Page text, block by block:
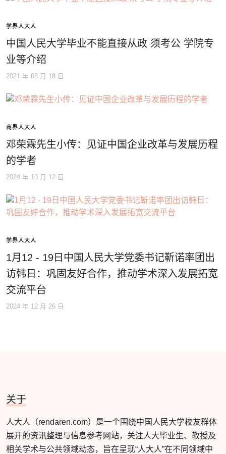
学界人大人
中国人民大学毕业不能直接从政 须考公 学院专
业等介绍
2021 年 08 月 18 日
商界人大人
邓荣霖先生小传：见证中国企业改革与发展历程
的学者
2024 年 10 月 12 日
学界人大人
1月12 - 19日中国人民大学党委书记靳诺率团出
访韩日：巩固友好合作，推动学术深入发展拓宽
交流平台
2024 年 12 月 26 日
关于
人大人（rendaren.com）是一个围绕中国人民大学校友群体
展开的资讯整理与信息参考网站，关注人大毕业生、教授及
相关学术与公共领域动态，旨在呈现“人大人”在不同领域中